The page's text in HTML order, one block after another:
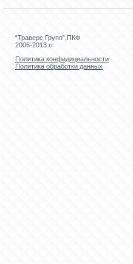
“Траверс Групп”,ПКФ
2006-2013 гг
Политика конфидициальности
Политика обработки данных